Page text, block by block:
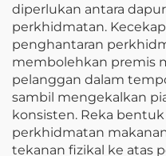
diperlukan antara
perkhidmatan.
penghantaran
membolehkan premis
pelanggan dalam
sambil mengekalkan
konsisten. Reka
perkhidmatan
tekanan fizikal ke atas